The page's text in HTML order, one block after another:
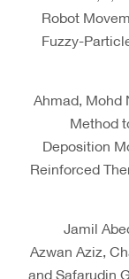
Robot
Fuzzy-
Ahmad, Mohd
Method
Deposition
Reinforced
Jamil
Azwan Aziz,
and Safarudin